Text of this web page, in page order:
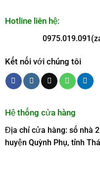
Hotline liên hệ:
Kết nối với chúng tôi
Hệ thống cửa hàng
Địa chỉ cửa hàng: số nhà
huyện Quỳnh Phụ, tỉnh